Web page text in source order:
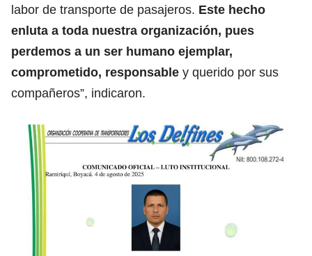
labor de transporte de pasajeros. Este hecho
enluta a toda nuestra organización, pues
perdemos a un ser humano ejemplar,
comprometido, responsable y querido por sus
compañeros”, indicaron.